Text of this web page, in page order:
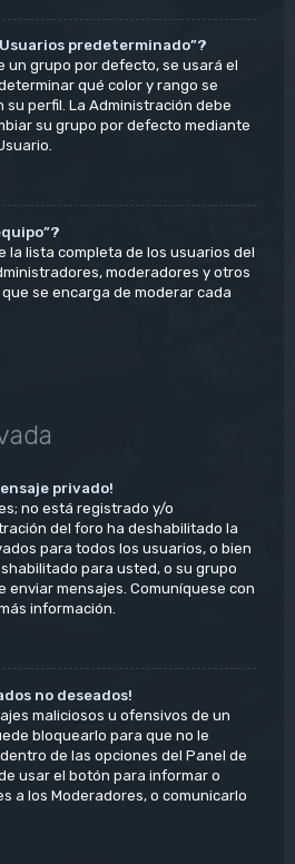
predeterminado”?
un grupo por defecto, se usará el
qué color y rango se
perfil. La Administración debe
su grupo por defecto mediante
la lista completa de los usuarios del
moderadores y otros
se encarga de moderar cada
privado!
no está registrado y/o
del foro ha deshabilitado la
para todos los usuarios, o bien
para usted, o su grupo
enviar mensajes. Comuníquese con
información.
no deseados!
maliciosos u ofensivos de un
bloquearlo para que no le
de las opciones del Panel de
usar el botón para informar o
a los Moderadores, o comunicarlo